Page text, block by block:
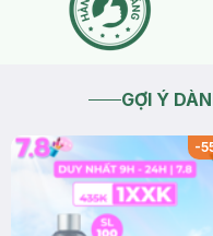
GỢI Ý
-